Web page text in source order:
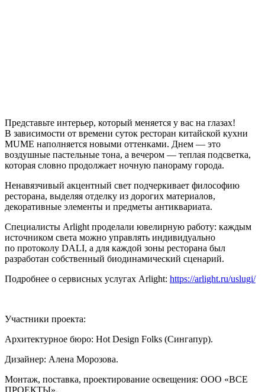
Представьте интерьер, который меняется у вас на глазах!
В зависимости от времени суток ресторан китайской кухни
MUME наполняется новыми оттенками. Днем — это
воздушные пастельные тона, а вечером — теплая подсветка,
которая словно продолжает ночную панораму города.
Ненавязчивый акцентный свет подчеркивает философию
ресторана, выделяя отделку из дорогих материалов,
декоративные элементы и предметы антиквариата.
Специалисты Arlight проделали ювелирную работу: каждым
источником света можно управлять индивидуально
по протоколу DALI, а для каждой зоны ресторана был
разработан собственный биодинамический сценарий.
Подробнее о сервисных услугах Arlight: https://arlight.ru/uslugi/
Участники проекта:
Архитектурное бюро: Hot Design Folks (Сингапур).
Дизайнер: Алена Морозова.
Монтаж, поставка, проектирование освещения: ООО «ВСЕ
ПРОЕКТЫ».